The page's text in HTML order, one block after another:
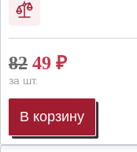
82 49 ₽
за шт.
В корзину